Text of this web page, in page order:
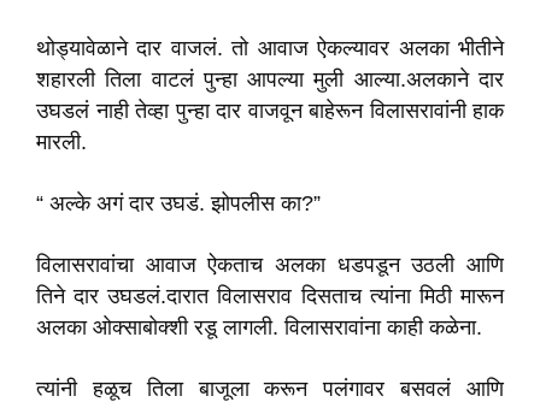
थोड्यावेळाने दार वाजलं. तो आवाज ऐकल्यावर अलका भीतीने
शहारली तिला वाटलं पुन्हा आपल्या मुली आल्या.अलकाने दार
उघडलं नाही तेव्हा पुन्हा दार वाजवून बाहेरून विलासरावांनी हाक
मारली.
“ अल्के अगं दार उघडं. झोपलीस का?”
विलासरावांचा आवाज ऐकताच अलका धडपडून उठली आणि
तिने दार उघडलं.दारात विलासराव दिसताच त्यांना मिठी मारून
अलका ओक्साबोक्शी रडू लागली. विलासरावांना काही कळेना.
त्यांनी हळूच तिला बाजूला करून पलंगावर बसवलं आणि